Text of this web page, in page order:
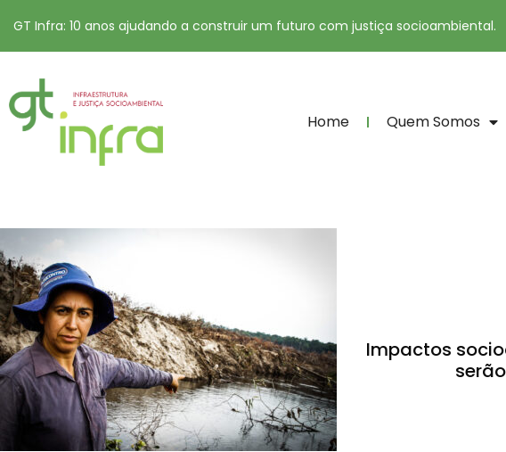
GT Infra: 10 anos ajudando a construir um futuro com justiça socioambiental.
Home Quem Somos
Impactos